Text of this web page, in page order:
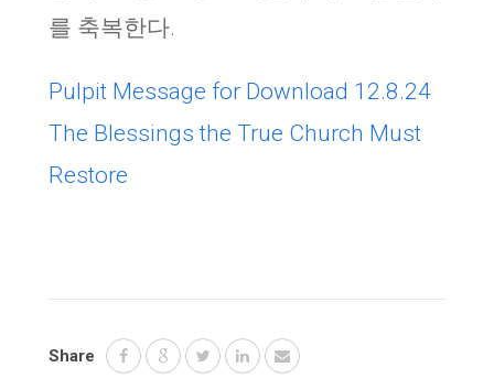
를 축복한다.
Pulpit Message for Download 12.8.24
The Blessings the True Church Must
Restore
Share